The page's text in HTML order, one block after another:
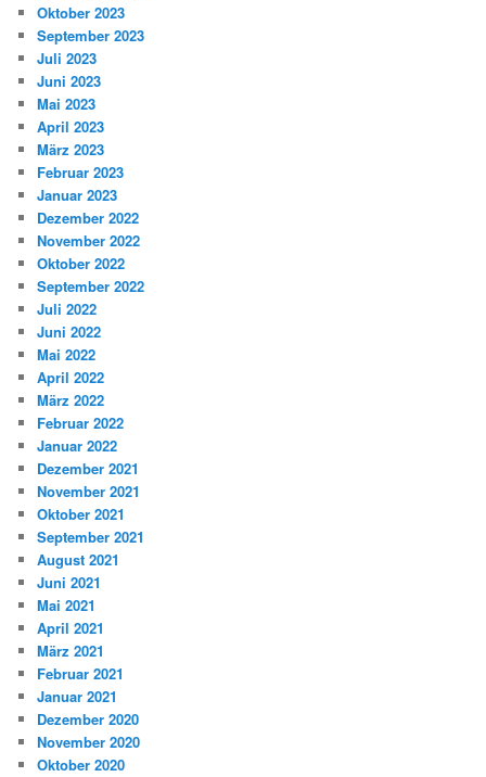
Oktober 2023
September 2023
Juli 2023
Juni 2023
Mai 2023
April 2023
März 2023
Februar 2023
Januar 2023
Dezember 2022
November 2022
Oktober 2022
September 2022
Juli 2022
Juni 2022
Mai 2022
April 2022
März 2022
Februar 2022
Januar 2022
Dezember 2021
November 2021
Oktober 2021
September 2021
August 2021
Juni 2021
Mai 2021
April 2021
März 2021
Februar 2021
Januar 2021
Dezember 2020
November 2020
Oktober 2020